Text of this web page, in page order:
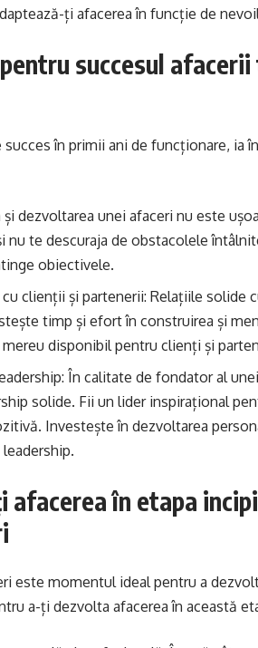
ți afacerea în funcție de
succesul
în primii ani de funcționare, ia
dezvoltarea unei afaceri nu este
nu te descuraja de obstacolele
obiectivele.
clienții și partenerii: Relațiile solide
timp și efort în construirea și
disponibil pentru clienți și
În calitate de fondator al
solide. Fii un lider inspirațional
Investește în dezvoltarea
afacerea în etapa
este momentul ideal pentru a
a-ți dezvolta afacerea în această